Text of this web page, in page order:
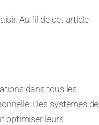
Au fil de cet article
dans tous les
Des systèmes de
optimiser leurs